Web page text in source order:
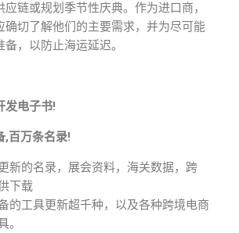
链或规划季节性庆典。作为进口商，
确切了解他们的主要需求，并为尽可能
，以防止海运延迟。
发电子书!
,百万条名录!
新的名录，展会资料，海关数据，跨
下载
的工具更新超千种，以及各种跨境电商
。